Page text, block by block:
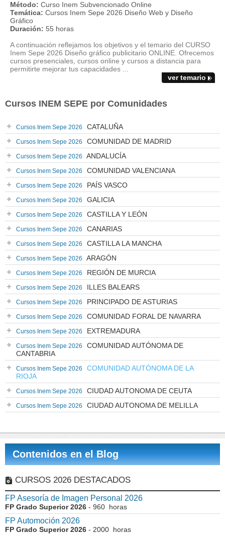
Método: Curso Inem Subvencionado Online
Temática: Cursos Inem Sepe 2026 Diseño Web y Diseño
Gráfico
Duración: 55 horas
A continuación reflejamos los objetivos y el temario del CURSO
Inem Sepe 2026 Diseño gráfico publicitario ONLINE. Ofrecemos
cursos presenciales, cursos online y cursos a distancia para
permitirte mejorar tus capacidades ...
ver temario
Cursos INEM SEPE por Comunidades
Cursos Inem Sepe 2026 CATALUÑA
Cursos Inem Sepe 2026 COMUNIDAD DE MADRID
Cursos Inem Sepe 2026 ANDALUCÍA
Cursos Inem Sepe 2026 COMUNIDAD VALENCIANA
Cursos Inem Sepe 2026 PAÍS VASCO
Cursos Inem Sepe 2026 GALICIA
Cursos Inem Sepe 2026 CASTILLA Y LEÓN
Cursos Inem Sepe 2026 CANARIAS
Cursos Inem Sepe 2026 CASTILLA LA MANCHA
Cursos Inem Sepe 2026 ARAGÓN
Cursos Inem Sepe 2026 REGIÓN DE MURCIA
Cursos Inem Sepe 2026 ILLES BALEARS
Cursos Inem Sepe 2026 PRINCIPADO DE ASTURIAS
Cursos Inem Sepe 2026 COMUNIDAD FORAL DE NAVARRA
Cursos Inem Sepe 2026 EXTREMADURA
Cursos Inem Sepe 2026
COMUNIDAD AUTÓNOMA DE
CANTABRIA
Cursos Inem Sepe 2026
COMUNIDAD AUTÓNOMA DE LA
RIOJA
Cursos Inem Sepe 2026 CIUDAD AUTONOMA DE CEUTA
Cursos Inem Sepe 2026 CIUDAD AUTONOMA DE MELILLA
Contenidos en el Blog
CURSOS 2026 DESTACADOS
FP Asesoría de Imagen Personal 2026
FP Grado Superior 2026 - 960 horas
FP Automoción 2026
FP Grado Superior 2026 - 2000 horas